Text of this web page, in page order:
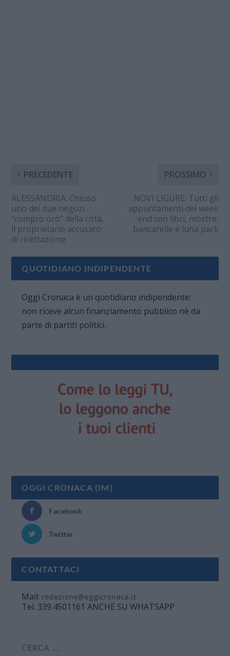
PRECEDENTE
ALESSANDRIA: Chiuso
uno dei due negozi
"compro oro" della città,
il proprietario accusato
di ricettazione
PROSSIMO
NOVI LIGURE: Tutti gli
appuntamenti del week
end con libri, mostre,
bancarelle e luna park
QUOTIDIANO INDIPENDENTE
Oggi Cronaca è un quotidiano indipendente:
non riceve alcun finanziamento pubblico nè da
parte di partiti politici.
OGGI CRONACA (IM)
Facebook
Twitter
CONTATTACI
Mail: redazione@oggicronaca.it
Tel. 339.4501161 ANCHE SU WHATSAPP